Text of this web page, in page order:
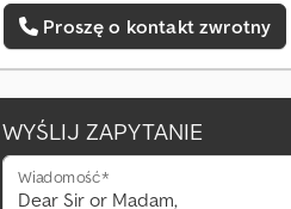
Proszę o kontakt zwrotny
WYŚLIJ ZAPYTANIE
Wiadomość*